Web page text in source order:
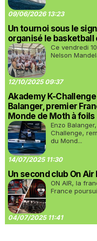
09/06/2026 13:23
Un tournoi sous le
organisé le
Ce vendredi
Nelson
12/10/2025 09:37
Akademy K-
Balanger, premier
Monde de Moth à foils
Enzo
Challenge,
du Mond...
14/07/2025 11:30
Un second club On
ON AIR, la
France
04/07/2025 11:41